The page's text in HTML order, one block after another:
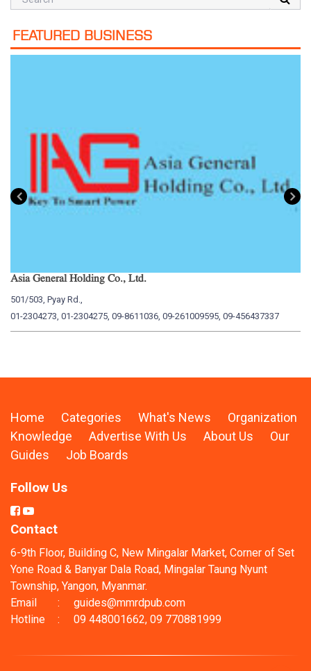
FEATURED BUSINESS
Asia General Holding Co., Ltd.
501/503, Pyay Rd.,
01-2304273, 01-2304275, 09-8611036, 09-261009595, 09-456437337
Home Categories What's News
Organization
Knowledge
Advertise With Us About Us
Our
Guides
Job Boards
Follow Us
Contact
6-9th Floor, Building C, New Mingalar Market, Corner of Set
Yone Road & Banyar Dala Road, Mingalar Taung Nyunt
Township, Yangon, Myanmar.
Email
:
guides@mmrdpub.com
Hotline
: 09 448001662, 09 770881999